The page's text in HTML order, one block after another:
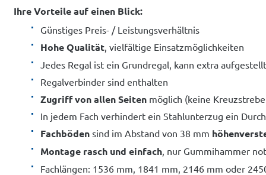
Ihre Vorteile auf einen Blick:
Günstiges Preis- / Leistungsverhältnis
Hohe Qualität, vielfältige Einsatzmöglichkeiten
Jedes Regal ist ein Grundregal, kann extra
Regalverbinder sind enthalten
Zugriff von allen Seitenmöglich (keine
In jedem Fach verhindert ein Stahlunterzug ein
Fachbödensind im Abstand von 38 mm
Montage rasch und einfach, nur Gummihammer
Fachlängen: 1536 mm, 1841 mm, 2146 mm oder